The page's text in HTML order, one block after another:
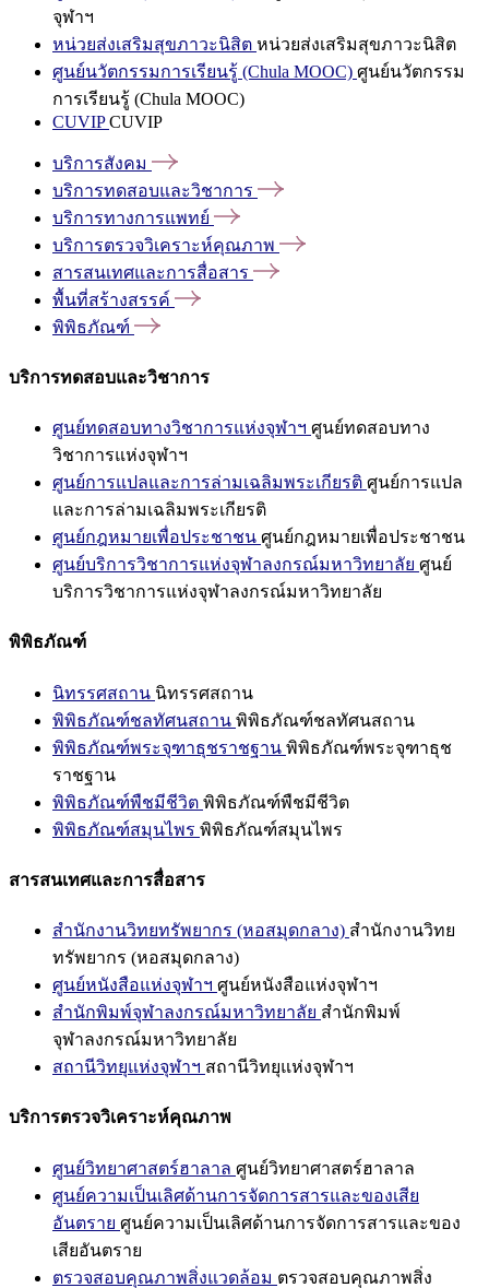
จุฬาฯ
หน่วยส่งเสริมสุขภาวะนิสิต หน่วยส่งเสริมสุขภาวะนิสิต
ศูนย์นวัตกรรมการเรียนรู้ (Chula MOOC) ศูนย์นวัตกรรม
การเรียนรู้ (Chula MOOC)
CUVIPCUVIP
บริการสังคม
บริการทดสอบและวิชาการ
บริการทางการแพทย์
บริการตรวจวิเคราะห์คุณภาพ
สารสนเทศและการสื่อสาร
พื้นที่สร้างสรรค์
พิพิธภัณฑ์
บริการทดสอบและวิชาการ
ศูนย์ทดสอบทางวิชาการแห่งจุฬาฯ ศูนย์ทดสอบทาง
วิชาการแห่งจุฬาฯ
ศูนย์การแปลและการล่ามเฉลิมพระเกียรติ ศูนย์การแปล
และการล่ามเฉลิมพระเกียรติ
ศูนย์กฎหมายเพื่อประชาชน ศูนย์กฎหมายเพื่อประชาชน
ศูนย์บริการวิชาการแห่งจุฬาลงกรณ์มหาวิทยาลัย ศูนย์
บริการวิชาการแห่งจุฬาลงกรณ์มหาวิทยาลัย
พิพิธภัณฑ์
นิทรรศสถาน นิทรรศสถาน
พิพิธภัณฑ์ชลทัศนสถาน พิพิธภัณฑ์ชลทัศนสถาน
พิพิธภัณฑ์พระจุฑาธุชราชฐาน พิพิธภัณฑ์พระจุฑาธุช
ราชฐาน
พิพิธภัณฑ์พืชมีชีวิต พิพิธภัณฑ์พืชมีชีวิต
พิพิธภัณฑ์สมุนไพร พิพิธภัณฑ์สมุนไพร
สารสนเทศและการสื่อสาร
สำนักงานวิทยทรัพยากร (หอสมุดกลาง) สำนักงานวิทย
ทรัพยากร (หอสมุดกลาง)
ศูนย์หนังสือแห่งจุฬาฯ ศูนย์หนังสือแห่งจุฬาฯ
สำนักพิมพ์จุฬาลงกรณ์มหาวิทยาลัย สำนักพิมพ์
จุฬาลงกรณ์มหาวิทยาลัย
สถานีวิทยุแห่งจุฬาฯ สถานีวิทยุแห่งจุฬาฯ
บริการตรวจวิเคราะห์คุณภาพ
ศูนย์วิทยาศาสตร์ฮาลาล ศูนย์วิทยาศาสตร์ฮาลาล
ศูนย์ความเป็นเลิศด้านการจัดการสารและของเสีย
อันตราย ศูนย์ความเป็นเลิศด้านการจัดการสารและของ
เสียอันตราย
ตรวจสอบคุณภาพสิ่งแวดล้อม ตรวจสอบคุณภาพสิ่ง